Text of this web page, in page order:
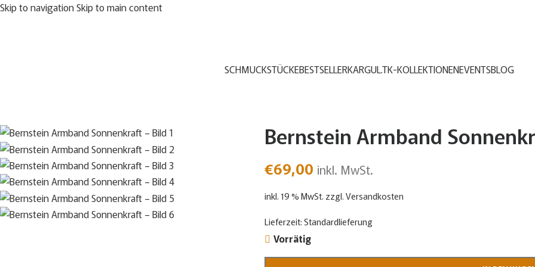
Skip to navigationSkip to main content
SCHMUCKSTÜCKEBESTSELLERKARGUL.TK-KOLLEKTIONENEVENTSBLOG
Bernstein Armband
€69,00 inkl. MwSt.
inkl. 19 % MwSt. zzgl.Versandkosten
Lieferzeit:Standardlieferung
Vorrätig